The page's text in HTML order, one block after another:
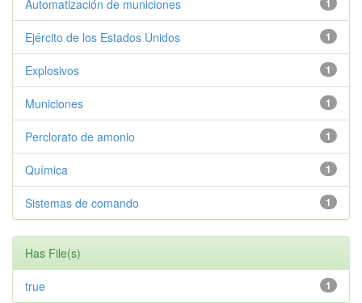
1
Automatización de municiones
1
Ejército de los Estados Unidos
1
Explosivos
1
Municiones
1
Perclorato de amonio
1
Química
1
Sistemas de comando
Has File(s)
1
true